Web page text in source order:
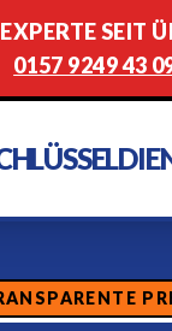
SEIT
0157 9249 43